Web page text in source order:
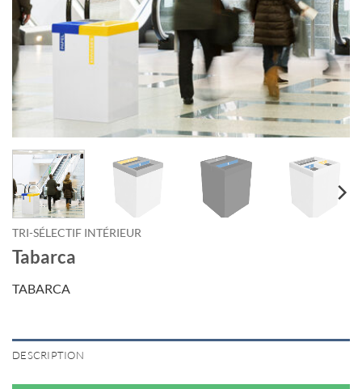
TRI-SÉLECTIF INTÉRIEUR
Tabarca
TABARCA
DESCRIPTION